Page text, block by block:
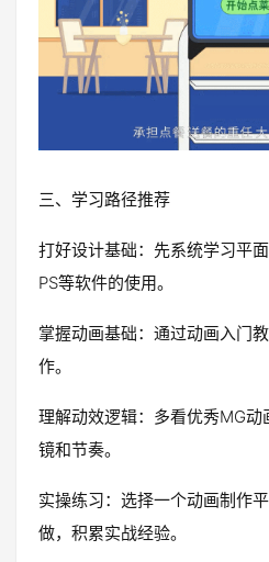
三、学习路径推荐
打好设计基础：先系统学习平
PS等软件的使用。
掌握动画基础：通过动画入门
作。
理解动效逻辑：多看优秀MG
镜和节奏。
实操练习：选择一个动画制作
做，积累实战经验。